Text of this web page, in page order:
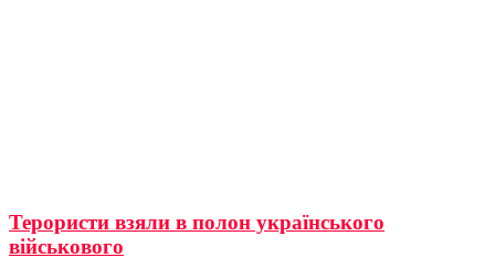
Терористи взяли в полон українського
військового